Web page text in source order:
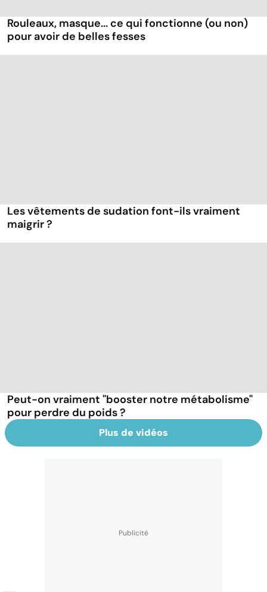
Rouleaux, masque... ce qui fonctionne (ou non)
pour avoir de belles fesses
Les vêtements de sudation font-ils vraiment
maigrir ?
Peut-on vraiment "booster notre métabolisme"
pour perdre du poids ?
Plus de vidéos